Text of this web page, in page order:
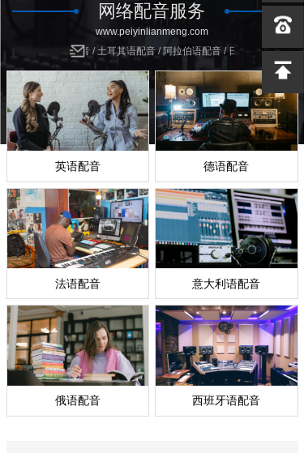
英语配音 德语配音
法语配音 意大利语配音
俄语配音 西班牙语配音
网络配音服务
www.peiyinlianmeng.com
音 / 荷兰语配音 / 土耳其语配音 / 阿拉伯语配音 / 日语配音 / 韩